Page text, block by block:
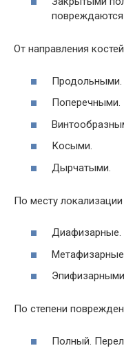
От направления
Продольными.
Поперечными.
Косыми.
Дырчатыми.
По месту
Диафизарные.
Метафизарные.
По степени
Полный.